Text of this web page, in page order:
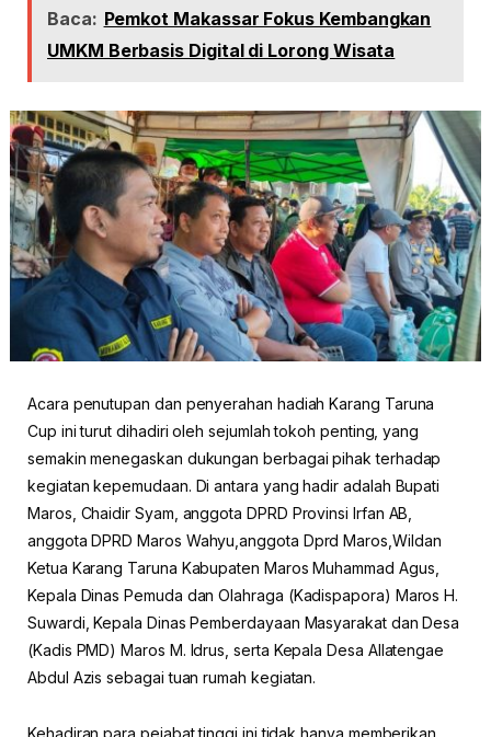
Baca: Pemkot Makassar Fokus Kembangkan
UMKM Berbasis Digital di Lorong Wisata
Acara penutupan dan penyerahan hadiah Karang Taruna
Cup ini turut dihadiri oleh sejumlah tokoh penting, yang
semakin menegaskan dukungan berbagai pihak terhadap
kegiatan kepemudaan. Di antara yang hadir adalah Bupati
Maros, Chaidir Syam, anggota DPRD Provinsi Irfan AB,
anggota DPRD Maros Wahyu,anggota Dprd Maros,Wildan
Ketua Karang Taruna Kabupaten Maros Muhammad Agus,
Kepala Dinas Pemuda dan Olahraga (Kadispapora) Maros H.
Suwardi, Kepala Dinas Pemberdayaan Masyarakat dan Desa
(Kadis PMD) Maros M. Idrus, serta Kepala Desa Allatengae
Abdul Azis sebagai tuan rumah kegiatan.